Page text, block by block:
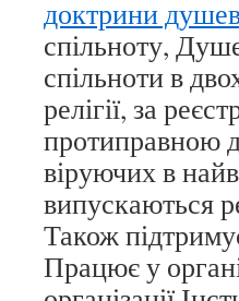
доктрини
спільноту,
спільноти в
релігії, за
протиправною
віруючих в
випускаються
Також
Працює у